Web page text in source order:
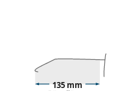
passt perfekt
Haar.
ist ideal für Menschen mit
ovalen Gesichtsform.
135 mm